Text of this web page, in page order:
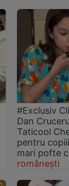
#Exclusiv
Dan
Taticool
pentru
mari pofte
românești